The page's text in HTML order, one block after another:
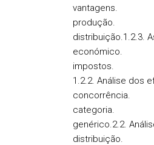
vantagens.
produção.
1.2.2. Análise dos
concorrência.
categoria.
genérico.2.2.
distribuição.